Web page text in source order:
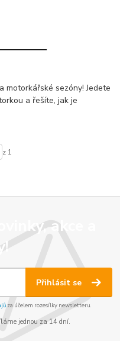
motorkářské sezóny! Jedete
a řešíte, jak je
z 1
akce a
Přihlásit se
za účelem rozesílky newsletteru.
jednou za 14 dní.